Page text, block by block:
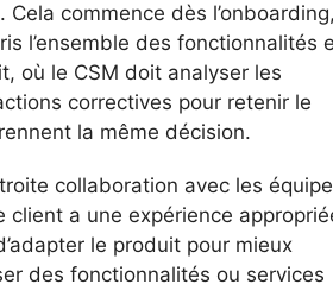
commence dès l’onboarding,
l’ensemble des fonctionnalités
où le CSM doit analyser les
correctives pour retenir le
la même décision.
collaboration avec les
client a une expérience
le produit pour mieux
des fonctionnalités ou services